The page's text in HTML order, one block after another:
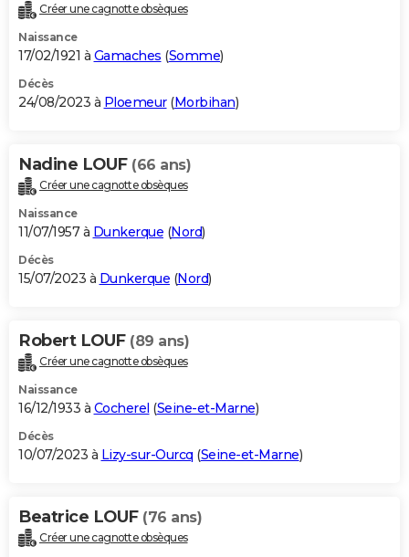
Créer une cagnotte obsèques
Naissance
17/02/1921 à Gamaches (Somme)
Décès
24/08/2023 à Ploemeur(Morbihan)
Nadine LOUF (66 ans)
Créer une cagnotte obsèques
Naissance
11/07/1957 à Dunkerque (Nord)
Décès
15/07/2023 à Dunkerque (Nord)
Robert LOUF (89 ans)
Créer une cagnotte obsèques
Naissance
16/12/1933 à Cocherel (Seine-et-Marne)
Décès
10/07/2023 à Lizy-sur-Ourcq (Seine-et-Marne)
Beatrice LOUF (76 ans)
Créer une cagnotte obsèques